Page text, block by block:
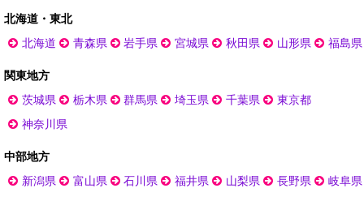
北海道・東北
北海道
青森県 岩手県 宮城県 秋田県 山形県 福島県
関東地方
茨城県
栃木県 群馬県 埼玉県 千葉県
東京都
神奈川県
中部地方
新潟県
富山県 石川県 福井県 山梨県 長野県
岐阜県